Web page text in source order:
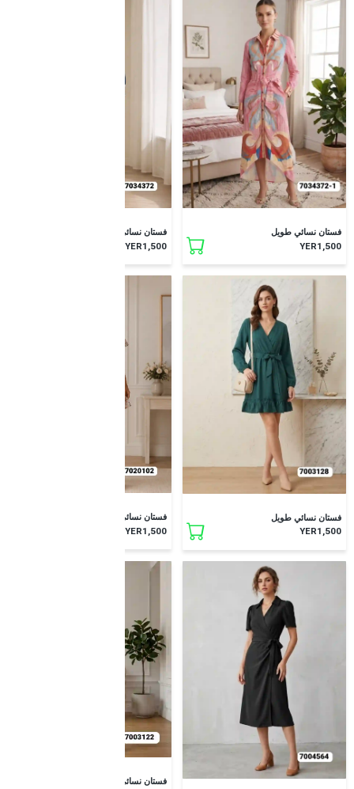
فستان نسائي طويل
YER1,500
فستان نسائي طويل
YER1,500
فستان نسائي طويل
YER1,500
فستان نسائي طويل
YER1,500
فستان نسائي طويل